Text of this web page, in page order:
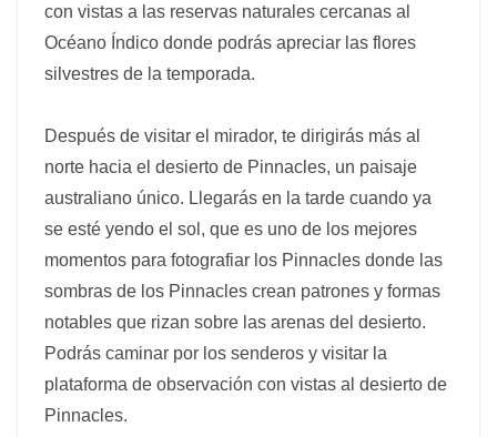
con vistas a las reservas naturales cercanas al
Océano Índico donde podrás apreciar las flores
silvestres de la temporada.
Después de visitar el mirador, te dirigirás más al
norte hacia el desierto de Pinnacles, un paisaje
australiano único. Llegarás en la tarde cuando ya
se esté yendo el sol, que es uno de los mejores
momentos para fotografiar los Pinnacles donde las
sombras de los Pinnacles crean patrones y formas
notables que rizan sobre las arenas del desierto.
Podrás caminar por los senderos y visitar la
plataforma de observación con vistas al desierto de
Pinnacles.